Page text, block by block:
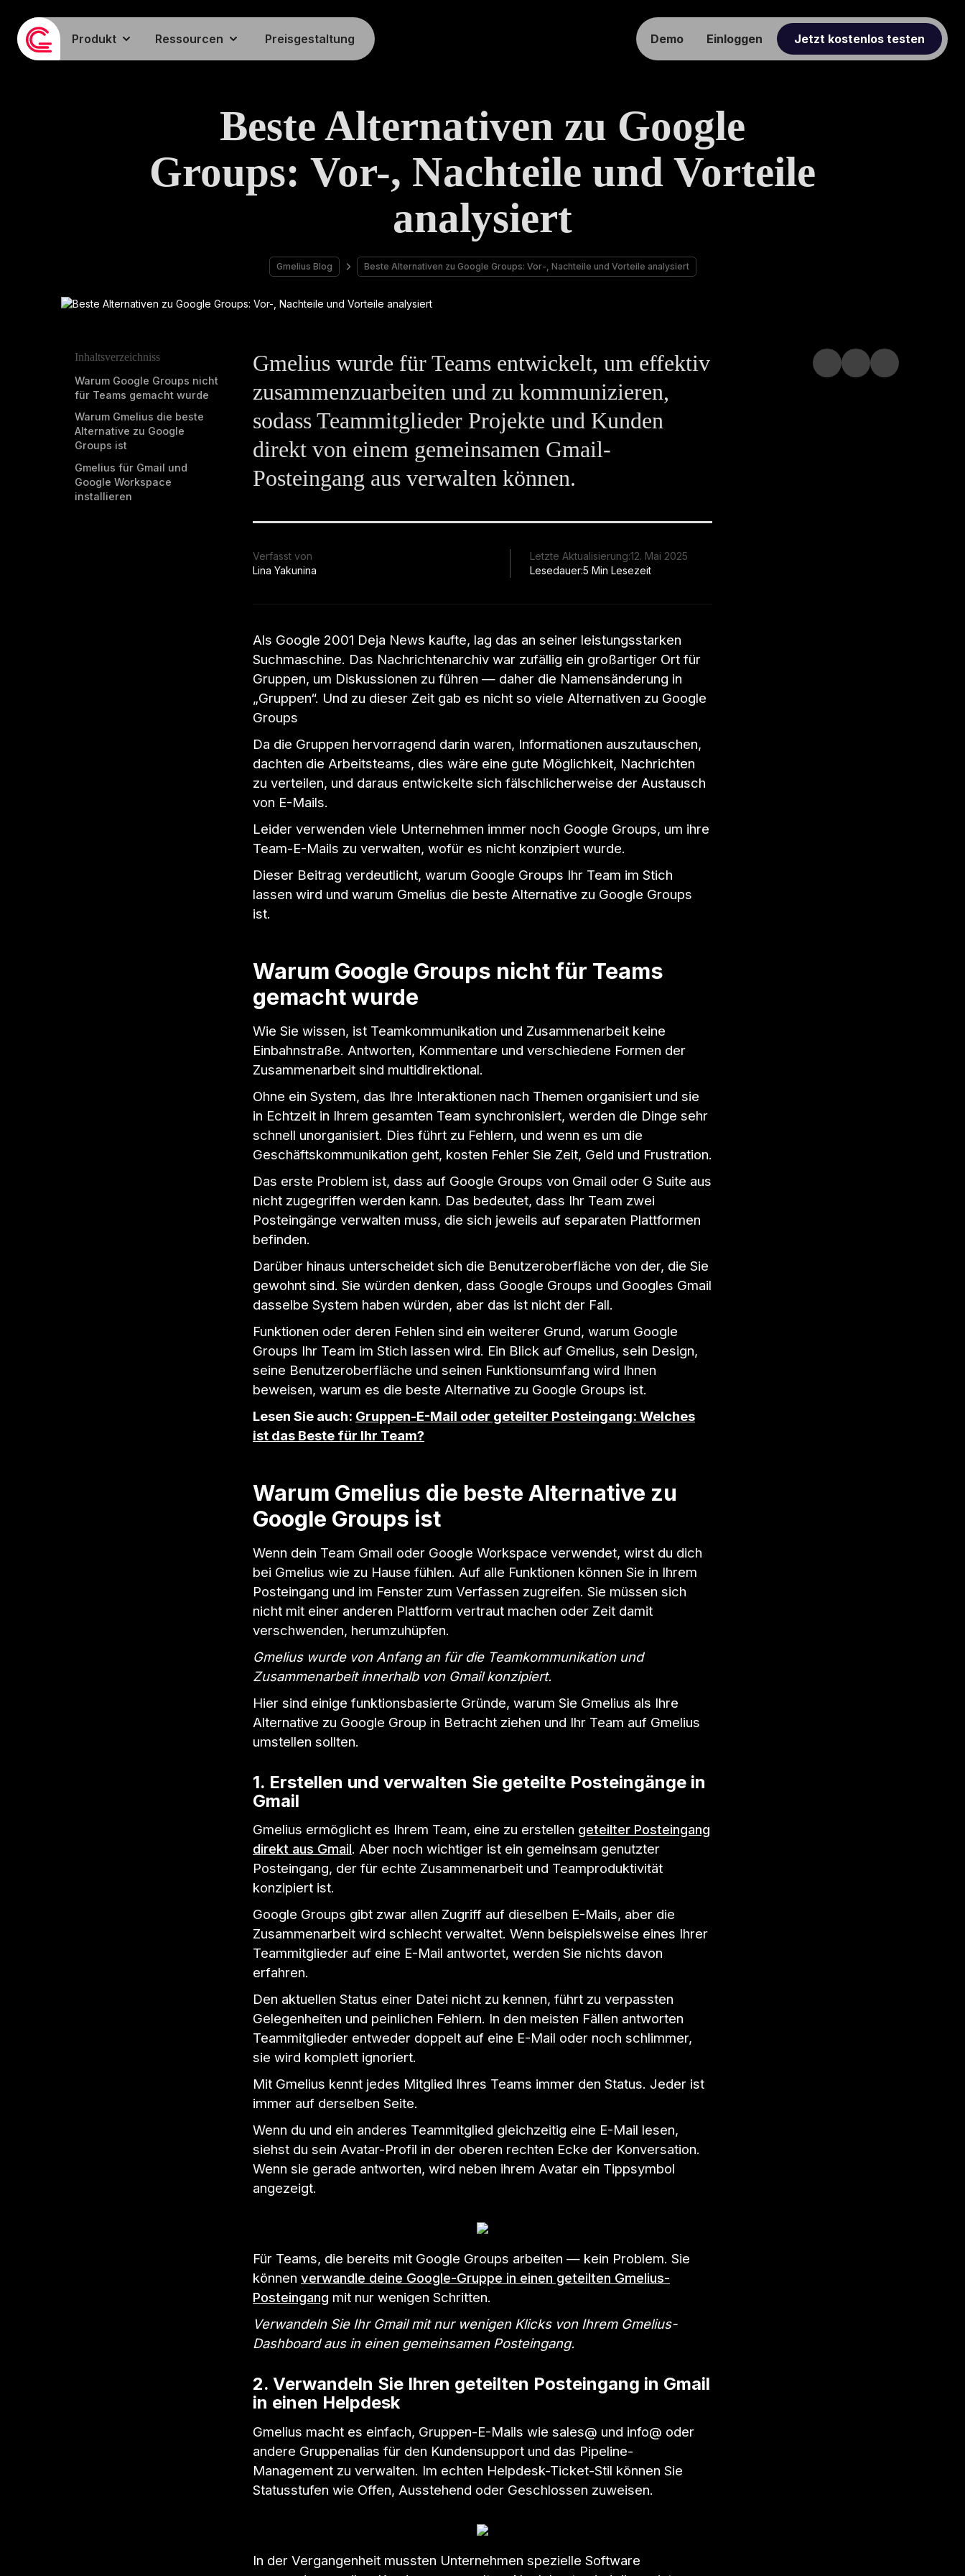
Produkt Ressourcen Preisgestaltung Demo Einloggen Jetzt kostenlos testen
Beste Alternativen zu Google
Groups: Vor-, Nachteile und Vorteile
analysiert
Gmelius Blog Beste Alternativen zu Google Groups: Vor-, Nachteile und Vorteile analysiert
Inhaltsverzeichniss
Warum Google Groups nicht
für Teams gemacht wurde
Warum Gmelius die beste
Alternative zu Google
Groups ist
Gmelius für Gmail und
Google Workspace
installieren
Gmelius wurde für Teams entwickelt, um effektiv
zusammenzuarbeiten und zu kommunizieren,
sodass Teammitglieder Projekte und Kunden
direkt von einem gemeinsamen Gmail-
Posteingang aus verwalten können.
Verfasst von
Lina Yakunina
Letzte Aktualisierung:12. Mai 2025
Lesedauer:5 Min Lesezeit
Als Google 2001 Deja News kaufte, lag das an seiner leistungsstarken
Suchmaschine. Das Nachrichtenarchiv war zufällig ein großartiger Ort für
Gruppen, um Diskussionen zu führen — daher die Namensänderung in
„Gruppen“. Und zu dieser Zeit gab es nicht so viele Alternativen zu Google
Groups
Da die Gruppen hervorragend darin waren, Informationen auszutauschen,
dachten die Arbeitsteams, dies wäre eine gute Möglichkeit, Nachrichten
zu verteilen, und daraus entwickelte sich fälschlicherweise der Austausch
von E-Mails.
Leider verwenden viele Unternehmen immer noch Google Groups, um ihre
Team-E-Mails zu verwalten, wofür es nicht konzipiert wurde.
Dieser Beitrag verdeutlicht, warum Google Groups Ihr Team im Stich
lassen wird und warum Gmelius die beste Alternative zu Google Groups
ist.
Warum Google Groups nicht für Teams
gemacht wurde
Wie Sie wissen, ist Teamkommunikation und Zusammenarbeit keine
Einbahnstraße. Antworten, Kommentare und verschiedene Formen der
Zusammenarbeit sind multidirektional.
Ohne ein System, das Ihre Interaktionen nach Themen organisiert und sie
in Echtzeit in Ihrem gesamten Team synchronisiert, werden die Dinge sehr
schnell unorganisiert. Dies führt zu Fehlern, und wenn es um die
Geschäftskommunikation geht, kosten Fehler Sie Zeit, Geld und Frustration.
Das erste Problem ist, dass auf Google Groups von Gmail oder G Suite aus
nicht zugegriffen werden kann. Das bedeutet, dass Ihr Team zwei
Posteingänge verwalten muss, die sich jeweils auf separaten Plattformen
befinden.
Darüber hinaus unterscheidet sich die Benutzeroberfläche von der, die Sie
gewohnt sind. Sie würden denken, dass Google Groups und Googles Gmail
dasselbe System haben würden, aber das ist nicht der Fall.
Funktionen oder deren Fehlen sind ein weiterer Grund, warum Google
Groups Ihr Team im Stich lassen wird. Ein Blick auf Gmelius, sein Design,
seine Benutzeroberfläche und seinen Funktionsumfang wird Ihnen
beweisen, warum es die beste Alternative zu Google Groups ist.
Lesen Sie auch: Gruppen-E-Mail oder geteilter Posteingang: Welches
ist das Beste für Ihr Team?
Warum Gmelius die beste Alternative zu
Google Groups ist
Wenn dein Team Gmail oder Google Workspace verwendet, wirst du dich
bei Gmelius wie zu Hause fühlen. Auf alle Funktionen können Sie in Ihrem
Posteingang und im Fenster zum Verfassen zugreifen. Sie müssen sich
nicht mit einer anderen Plattform vertraut machen oder Zeit damit
verschwenden, herumzuhüpfen.
Gmelius wurde von Anfang an für die Teamkommunikation und
Zusammenarbeit innerhalb von Gmail konzipiert.
Hier sind einige funktionsbasierte Gründe, warum Sie Gmelius als Ihre
Alternative zu Google Group in Betracht ziehen und Ihr Team auf Gmelius
umstellen sollten.
1. Erstellen und verwalten Sie geteilte Posteingänge in
Gmail
Gmelius ermöglicht es Ihrem Team, eine zu erstellen geteilter Posteingang
direkt aus Gmail. Aber noch wichtiger ist ein gemeinsam genutzter
Posteingang, der für echte Zusammenarbeit und Teamproduktivität
konzipiert ist.
Google Groups gibt zwar allen Zugriff auf dieselben E-Mails, aber die
Zusammenarbeit wird schlecht verwaltet. Wenn beispielsweise eines Ihrer
Teammitglieder auf eine E-Mail antwortet, werden Sie nichts davon
erfahren.
Den aktuellen Status einer Datei nicht zu kennen, führt zu verpassten
Gelegenheiten und peinlichen Fehlern. In den meisten Fällen antworten
Teammitglieder entweder doppelt auf eine E-Mail oder noch schlimmer,
sie wird komplett ignoriert.
Mit Gmelius kennt jedes Mitglied Ihres Teams immer den Status. Jeder ist
immer auf derselben Seite.
Wenn du und ein anderes Teammitglied gleichzeitig eine E-Mail lesen,
siehst du sein Avatar-Profil in der oberen rechten Ecke der Konversation.
Wenn sie gerade antworten, wird neben ihrem Avatar ein Tippsymbol
angezeigt.
Für Teams, die bereits mit Google Groups arbeiten — kein Problem. Sie
können verwandle deine Google-Gruppe in einen geteilten Gmelius-
Posteingang mit nur wenigen Schritten.
Verwandeln Sie Ihr Gmail mit nur wenigen Klicks von Ihrem Gmelius-
Dashboard aus in einen gemeinsamen Posteingang.
2. Verwandeln Sie Ihren geteilten Posteingang in Gmail
in einen Helpdesk
Gmelius macht es einfach, Gruppen-E-Mails wie sales@ und info@ oder
andere Gruppenalias für den Kundensupport und das Pipeline-
Management zu verwalten. Im echten Helpdesk-Ticket-Stil können Sie
Statusstufen wie Offen, Ausstehend oder Geschlossen zuweisen.
In der Vergangenheit mussten Unternehmen spezielle Software